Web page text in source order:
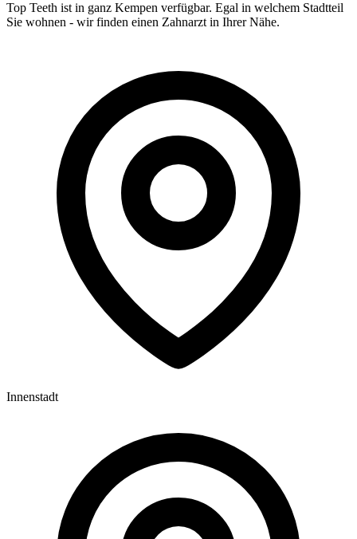
Top Teeth ist in ganz Kempen verfügbar. Egal in welchem Stadtteil
Sie wohnen - wir finden einen Zahnarzt in Ihrer Nähe.
Innenstadt